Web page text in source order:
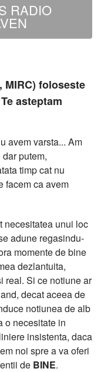
RADIO
foloseste
asteptam
avem varsta... Am
putem,
timp cat nu
facem ca avem
necesitatea unui loc
adune regasindu-
momente de bine
dezlantuita,
real. Si ce notiune ar
decat aceea de
notiunea de alb
o necesitate in
insistenta, daca
noi spre a va oferi
de BINE.